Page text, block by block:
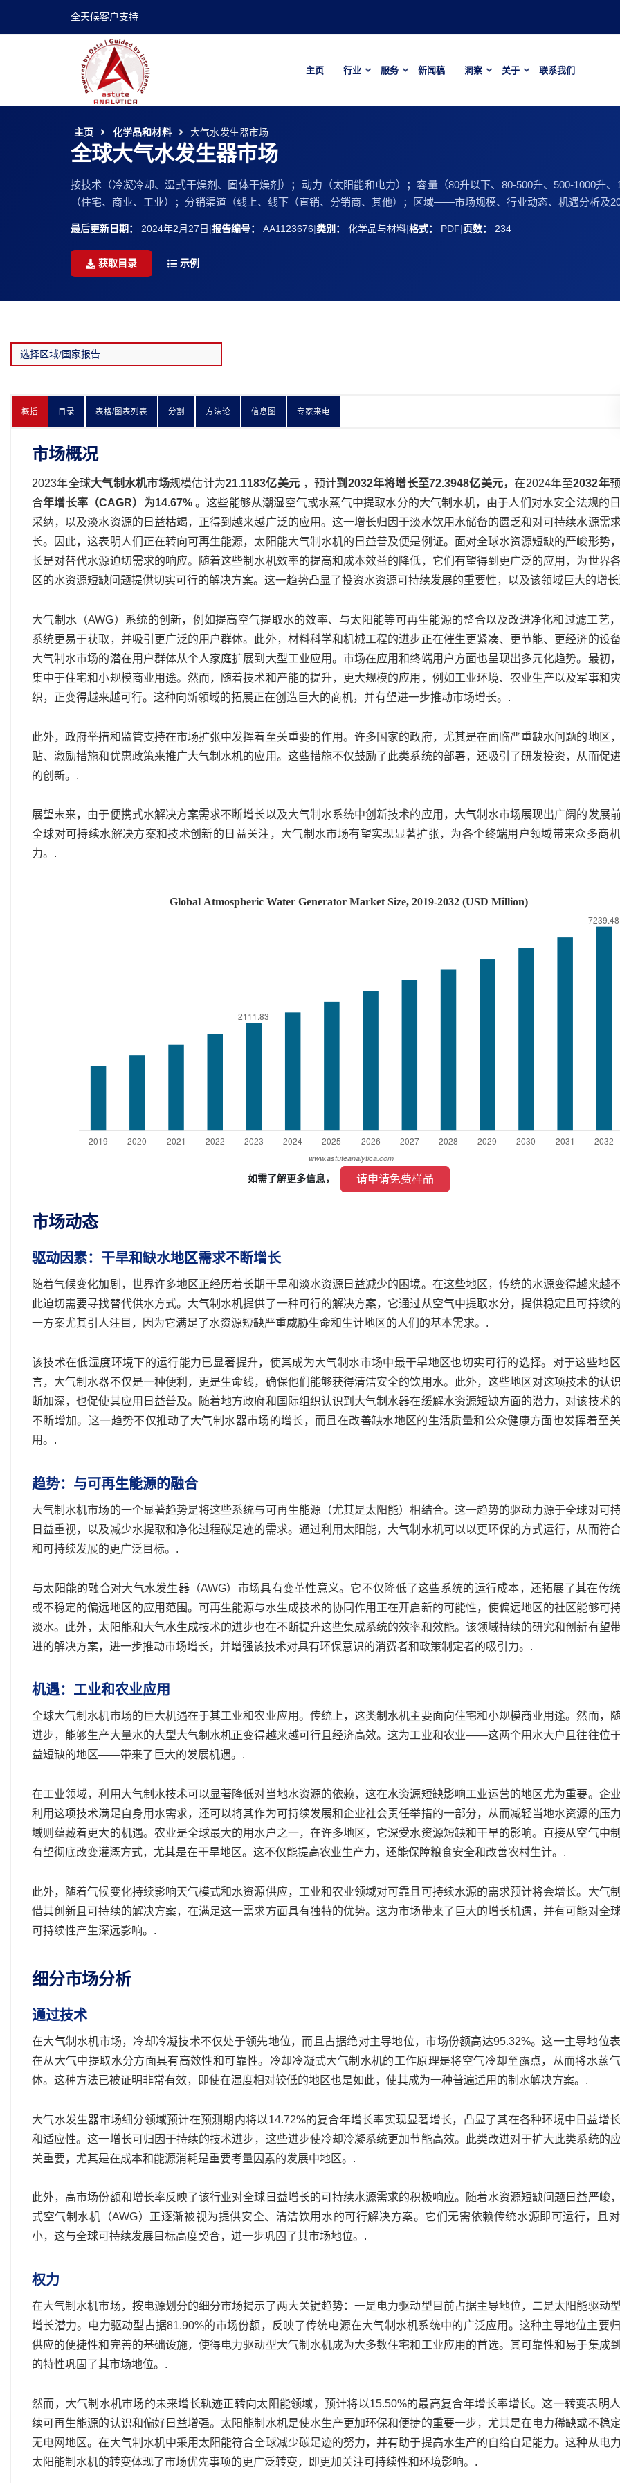
全天候客户支持
主页 行业 服务 新闻稿 洞察 关于 联系我们
主页 化学品和材料 大气水发生器市场
全球大气水发生器市场
按技术（冷凝冷却、湿式干燥剂、固体干燥剂）；动力（太阳能和电力）；容量（80升以下、80-500升、500-1000升
（住宅、商业、工业）；分销渠道（线上、线下（直销、分销商、其他）；区域——市场规模、行业动态、机遇分析及
最后更新日期： 2024年2月27日 |报告编号： AA1123676|类别： 化学品与材料|格式： PDF|页数： 234
获取目录 示例
概括 目录 表格/图表列表 分割 方法论 信息图 专家来电
市场概况
2023年全球大气制水机市场规模估计为21.1183亿美元 ，预计到2032年将增长至72.3948亿美元，在2024年至2032年
合年增长率（CAGR）为14.67%。这些能够从潮湿空气或水蒸气中提取水分的大气制水机，由于人们对水安全法规的
采纳，以及淡水资源的日益枯竭，正得到越来越广泛的应用。这一增长归因于淡水饮用水储备的匮乏和对可持续水源需
长。因此，这表明人们正在转向可再生能源，太阳能大气制水机的日益普及便是例证。面对全球水资源短缺的严峻形势
长是对替代水源迫切需求的响应。随着这些制水机效率的提高和成本效益的降低，它们有望得到更广泛的应用，为世界
区的水资源短缺问题提供切实可行的解决方案。这一趋势凸显了投资水资源可持续发展的重要性，以及该领域巨大的增
大气制水（AWG）系统的创新，例如提高空气提取水的效率、与太阳能等可再生能源的整合以及改进净化和过滤工艺
系统更易于获取，并吸引更广泛的用户群体。此外，材料科学和机械工程的进步正在催生更紧凑、更节能、更经济的设
大气制水市场的潜在用户群体从个人家庭扩展到大型工业应用。市场在应用和终端用户方面也呈现出多元化趋势。最初
集中于住宅和小规模商业用途。然而，随着技术和产能的提升，更大规模的应用，例如工业环境、农业生产以及军事和
织，正变得越来越可行。这种向新领域的拓展正在创造巨大的商机，并有望进一步推动市场增长。.
此外，政府举措和监管支持在市场扩张中发挥着至关重要的作用。许多国家的政府，尤其是在面临严重缺水问题的地区
贴、激励措施和优惠政策来推广大气制水机的应用。这些措施不仅鼓励了此类系统的部署，还吸引了研发投资，从而促
的创新。.
展望未来，由于便携式水解决方案需求不断增长以及大气制水系统中创新技术的应用，大气制水市场展现出广阔的发展
全球对可持续水解决方案和技术创新的日益关注，大气制水市场有望实现显著扩张，为各个终端用户领域带来众多商
力。.
如需了解更多信息， 请申请免费样品
市场动态
驱动因素：干旱和缺水地区需求不断增长
随着气候变化加剧，世界许多地区正经历着长期干旱和淡水资源日益减少的困境。在这些地区，传统的水源变得越来越
此迫切需要寻找替代供水方式。大气制水机提供了一种可行的解决方案，它通过从空气中提取水分，提供稳定且可持续
一方案尤其引人注目，因为它满足了水资源短缺严重威胁生命和生计地区的人们的基本需求。.
该技术在低湿度环境下的运行能力已显著提升，使其成为大气制水市场中最干旱地区也切实可行的选择。对于这些地
言，大气制水器不仅是一种便利，更是生命线，确保他们能够获得清洁安全的饮用水。此外，这些地区对这项技术的认
断加深，也促使其应用日益普及。随着地方政府和国际组织认识到大气制水器在缓解水资源短缺方面的潜力，对该技术
不断增加。这一趋势不仅推动了大气制水器市场的增长，而且在改善缺水地区的生活质量和公众健康方面也发挥着至
用。.
趋势：与可再生能源的融合
大气制水机市场的一个显著趋势是将这些系统与可再生能源（尤其是太阳能）相结合。这一趋势的驱动力源于全球对可
日益重视，以及减少水提取和净化过程碳足迹的需求。通过利用太阳能，大气制水机可以以更环保的方式运行，从而符
和可持续发展的更广泛目标。.
与太阳能的融合对大气水发生器（AWG）市场具有变革性意义。它不仅降低了这些系统的运行成本，还拓展了其在传
或不稳定的偏远地区的应用范围。可再生能源与水生成技术的协同作用正在开启新的可能性，使偏远地区的社区能够可
淡水。此外，太阳能和大气水生成技术的进步也在不断提升这些集成系统的效率和效能。该领域持续的研究和创新有望
进的解决方案，进一步推动市场增长，并增强该技术对具有环保意识的消费者和政策制定者的吸引力。.
机遇：工业和农业应用
全球大气制水机市场的巨大机遇在于其工业和农业应用。传统上，这类制水机主要面向住宅和小规模商业用途。然而，
进步，能够生产大量水的大型大气制水机正变得越来越可行且经济高效。这为工业和农业——这两个用水大户且往往位
益短缺的地区——带来了巨大的发展机遇。.
在工业领域，利用大气制水技术可以显著降低对当地水资源的依赖，这在水资源短缺影响工业运营的地区尤为重要。企
利用这项技术满足自身用水需求，还可以将其作为可持续发展和企业社会责任举措的一部分，从而减轻当地水资源的压
域则蕴藏着更大的机遇。农业是全球最大的用水户之一，在许多地区，它深受水资源短缺和干旱的影响。直接从空气中
有望彻底改变灌溉方式，尤其是在干旱地区。这不仅能提高农业生产力，还能保障粮食安全和改善农村生计。.
此外，随着气候变化持续影响天气模式和水资源供应，工业和农业领域对可靠且可持续水源的需求预计将会增长。大气
借其创新且可持续的解决方案，在满足这一需求方面具有独特的优势。这为市场带来了巨大的增长机遇，并有可能对全
可持续性产生深远影响。.
细分市场分析
通过技术
在大气制水机市场，冷却冷凝技术不仅处于领先地位，而且占据绝对主导地位，市场份额高达95.32%。这一主导地位
在从大气中提取水分方面具有高效性和可靠性。冷却冷凝式大气制水机的工作原理是将空气冷却至露点，从而将水蒸
体。这种方法已被证明非常有效，即使在湿度相对较低的地区也是如此，使其成为一种普遍适用的制水解决方案。.
大气水发生器市场细分领域预计在预测期内将以14.72%的复合年增长率实现显著增长，凸显了其在各种环境中日益增
和适应性。这一增长可归因于持续的技术进步，这些进步使冷却冷凝系统更加节能高效。此类改进对于扩大此类系统的
关重要，尤其是在成本和能源消耗是重要考量因素的发展中地区。.
此外，高市场份额和增长率反映了该行业对全球日益增长的可持续水源需求的积极响应。随着水资源短缺问题日益严峻
式空气制水机（AWG）正逐渐被视为提供安全、清洁饮用水的可行解决方案。它们无需依赖传统水源即可运行，且
小，这与全球可持续发展目标高度契合，进一步巩固了其市场地位。.
权力
在大气制水机市场，按电源划分的细分市场揭示了两大关键趋势：一是电力驱动型目前占据主导地位，二是太阳能驱动
增长潜力。电力驱动型占据81.90%的市场份额，反映了传统电源在大气制水机系统中的广泛应用。这种主导地位主要
供应的便捷性和完善的基础设施，使得电力驱动型大气制水机成为大多数住宅和工业应用的首选。其可靠性和易于集成
的特性巩固了其市场地位。.
然而，大气制水机市场的未来增长轨迹正转向太阳能领域，预计将以15.50%的最高复合年增长率增长。这一转变表明
续可再生能源的认识和偏好日益增强。太阳能制水机是使水生产更加环保和便捷的重要一步，尤其是在电力稀缺或不稳
无电网地区。在大气制水机中采用太阳能符合全球减少碳足迹的努力，并有助于提高水生产的自给自足能力。这种从电
太阳能制水机的转变体现了市场优先事项的更广泛转变，即更加关注可持续性和环境影响。.